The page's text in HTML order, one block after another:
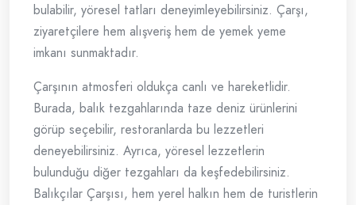
bulabilir, yöresel tatları deneyimleyebilirsiniz. Çarşı,
ziyaretçilere hem alışveriş hem de yemek yeme
imkanı sunmaktadır.
Çarşının atmosferi oldukça canlı ve hareketlidir.
Burada, balık tezgahlarında taze deniz ürünlerini
görüp seçebilir, restoranlarda bu lezzetleri
deneyebilirsiniz. Ayrıca, yöresel lezzetlerin
bulunduğu diğer tezgahları da keşfedebilirsiniz.
Balıkçılar Çarşısı, hem yerel halkın hem de turistlerin